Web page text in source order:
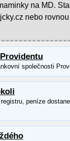
na MD.
nebo
společnosti
peníze